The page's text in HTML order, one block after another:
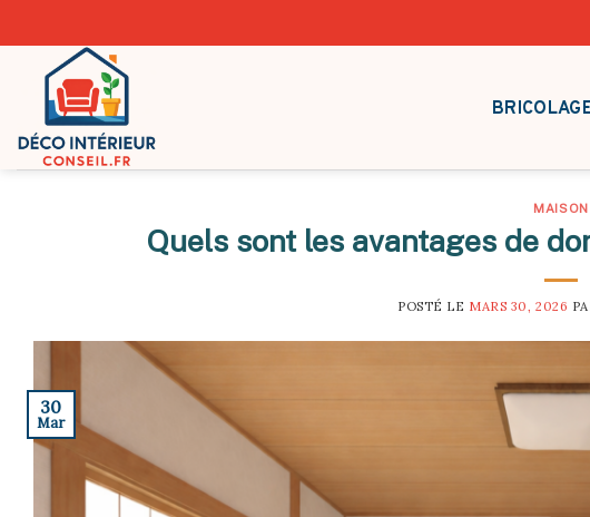
to
content
MAISON
Quels sont les avantages de
POSTÉ LE MARS 30, 2026
30
Mar